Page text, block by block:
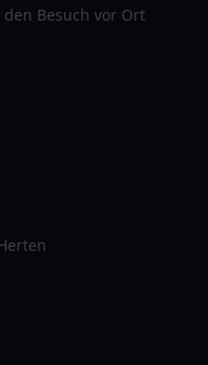
Besuch vor Ort